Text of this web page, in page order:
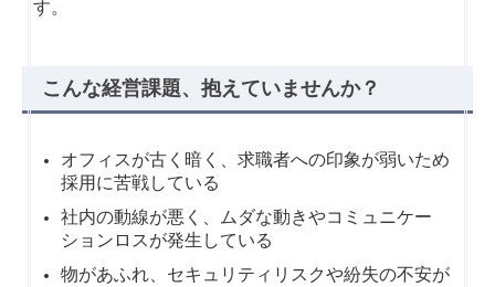
す。
こんな経営課題、抱えていませんか？
オフィスが古く暗く、求職者への印象が弱いため
採用に苦戦している
社内の動線が悪く、ムダな動きやコミュニケー
ションロスが発生している
物があふれ、セキュリティリスクや紛失の不安が